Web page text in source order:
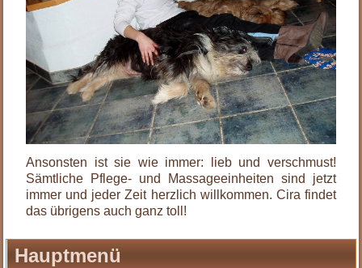
Ansonsten ist sie wie immer: lieb und verschmust!
Sämtliche Pflege- und Massageeinheiten sind jetzt
immer und jeder Zeit herzlich willkommen. Cira findet
das übrigens auch ganz toll!
Hauptmenü